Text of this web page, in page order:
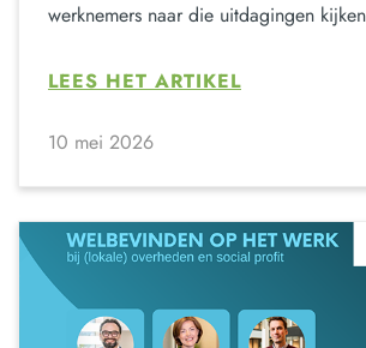
werknemers naar die uitdagingen
LEES HET ARTIKEL
10 mei 2026